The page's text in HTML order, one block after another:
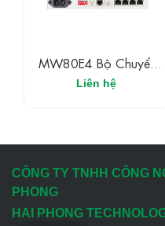
MW80E4 Bộ Chuyển
Đổi Framed E1-4FE
Liên hệ
CÔNG TY TNHH CÔNG
PHONG
HAI PHONG